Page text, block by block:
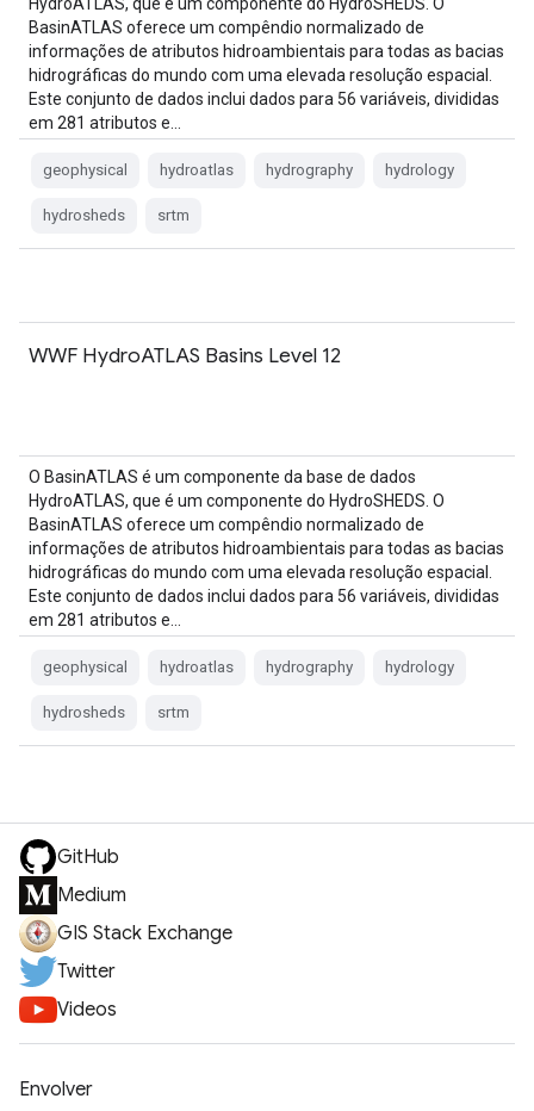
BasinATLAS oferece um compêndio normalizado de
informações de atributos hidroambientais para todas as bacias
hidrográficas do mundo com uma elevada resolução espacial.
Este conjunto de dados inclui dados para 56 variáveis, divididas
em 281 atributos e…
geophysical hydroatlas hydrography hydrology
hydrosheds srtm
WWF HydroATLAS Basins Level 12
O BasinATLAS é um componente da base de dados
HydroATLAS, que é um componente do HydroSHEDS. O
BasinATLAS oferece um compêndio normalizado de
informações de atributos hidroambientais para todas as bacias
hidrográficas do mundo com uma elevada resolução espacial.
Este conjunto de dados inclui dados para 56 variáveis, divididas
em 281 atributos e…
geophysical hydroatlas hydrography hydrology
hydrosheds srtm
GitHub
Medium
GIS Stack Exchange
Twitter
Videos
Envolver